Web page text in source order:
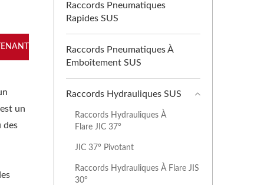
un
des
Raccords Pneumatiques
Rapides SUS
Raccords Pneumatiques À
Emboîtement SUS
Raccords Hydrauliques SUS
Raccords Hydrauliques À
Flare JIC 37°
JIC 37° Pivotant
Raccords Hydrauliques À Flare JIS
30°